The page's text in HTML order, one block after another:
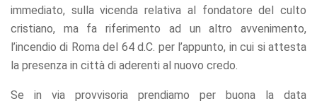
immediato, sulla vicenda relativa al fondatore del culto
cristiano, ma fa riferimento ad un altro avvenimento,
l’incendio di Roma del 64 d.C. per l’appunto, in cui si attesta
la presenza in città di aderenti al nuovo credo.
Se in via provvisoria prendiamo per buona la data